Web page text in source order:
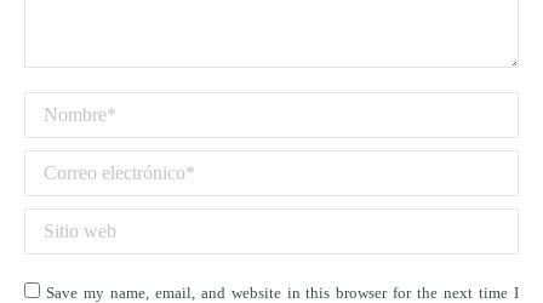
Correo electrónico *
Save my name, email, and website in this browser for the next time I